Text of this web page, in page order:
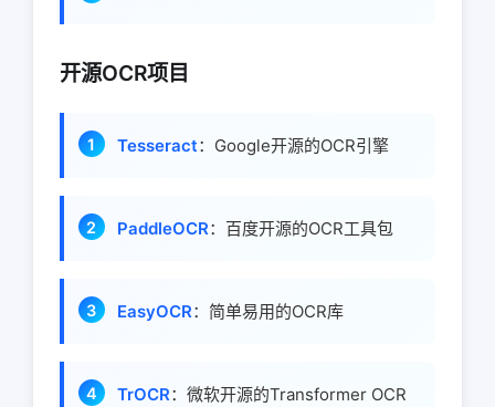
开源OCR项目
Tesseract：Google开源的OCR引擎
PaddleOCR：百度开源的OCR工具包
EasyOCR：简单易用的OCR库
TrOCR：微软开源的Transformer OCR